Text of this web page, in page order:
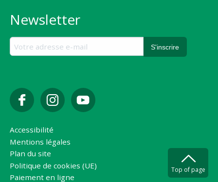
Newsletter
Accessibilité
Mentions légales
Plan du site
Politique de cookies (UE)
Paiement en ligne
Top of page